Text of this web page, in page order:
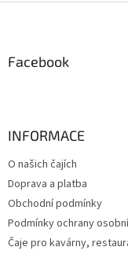
Facebook
INFORMACE
O našich čajích
Doprava a platba
Obchodní podmínky
Podmínky ochrany
Čaje pro kavárny,